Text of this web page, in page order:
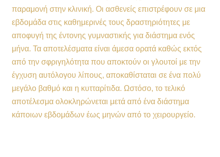
παραμονή στην κλινική. Οι ασθενείς επιστρέφουν σε μια
εβδομάδα στις καθημερινές τους δραστηριότητες με
αποφυγή της έντονης γυμναστικής για διάστημα ενός
μήνα. Τα αποτελέσματα είναι άμεσα ορατά καθώς εκτός
από την σφριγηλότητα που αποκτούν οι γλουτοί με την
έγχυση αυτόλογου λίπους, αποκαθίσταται σε ένα πολύ
μεγάλο βαθμό και η κυτταρίτιδα. Ωστόσο, το τελικό
αποτέλεσμα ολοκληρώνεται μετά από ένα διάστημα
κάποιων εβδομάδων έως μηνών από το χειρουργείο.